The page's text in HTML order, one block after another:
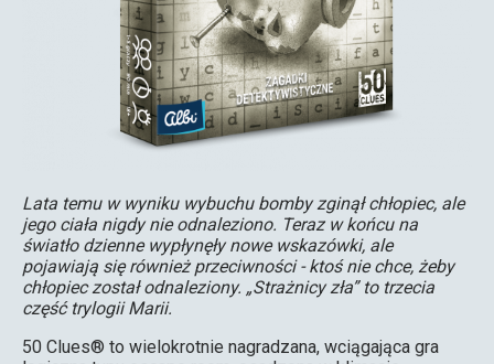
Lata temu w wyniku wybuchu bomby zginął chłopiec, ale
jego ciała nigdy nie odnaleziono. Teraz w końcu na
światło dzienne wypłynęły nowe wskazówki, ale
pojawiają się również przeciwności - ktoś nie chce, żeby
chłopiec został odnaleziony. „Strażnicy zła” to trzecia
część trylogii Marii.
50 Clues® to wielokrotnie nagradzana, wciągająca gra